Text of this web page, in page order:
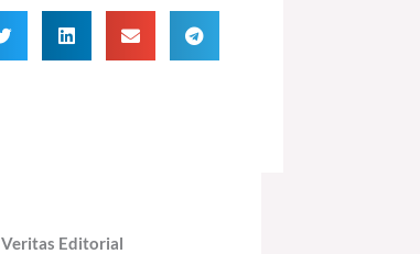
Veritas Editorial